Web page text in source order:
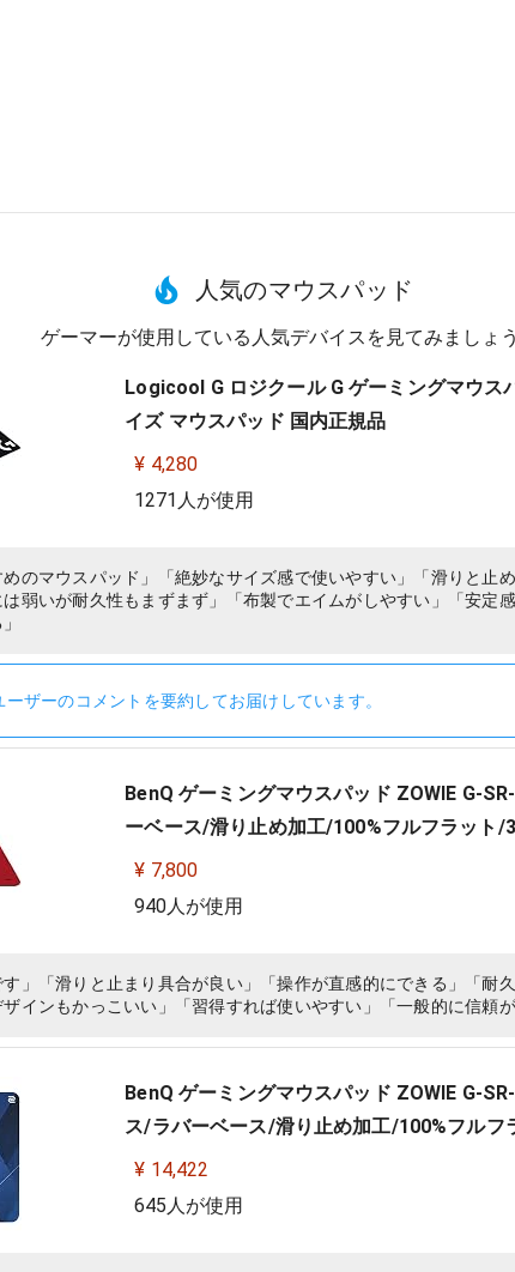
人気のマウスパッド
ゲーマーが使用している人気デバイスを見てみましょう
Logicool G ロジクール G ゲーミングマウス
イズ マウスパッド 国内正規品
¥ 4,280
1271人が使用
めのマウスパッド」「絶妙なサイズ感で使いやすい」「滑りと止
弱いが耐久性もまずまず」「布製でエイムがしやすい」「安定
ーザーのコメントを要約してお届けしています。
BenQ ゲーミングマウスパッド ZOWIE G-
ーベース/滑り止め加工/100%フルフラット/
¥ 7,800
940人が使用
す」「滑りと止まり具合が良い」「操作が直感的にできる」「耐
インもかっこいい」「習得すれば使いやすい」「一般的に信頼が
BenQ ゲーミングマウスパッド ZOWIE G-
ス/ラバーベース/滑り止め加工/100%フルフ
¥ 14,422
645人が使用